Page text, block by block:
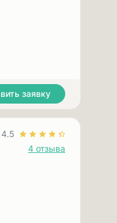
для больных с Паркинсоном
заявку
4.5
4 отзыва